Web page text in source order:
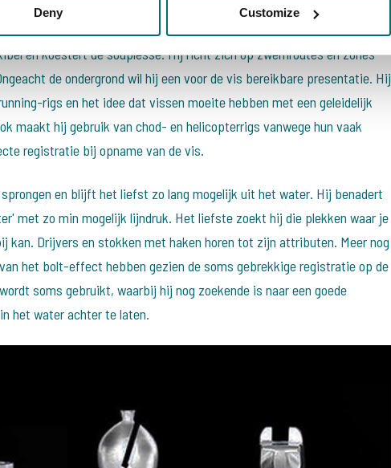
Deny Customize
van prikkracht.
en koestert de souplesse. Hij richt zich op zwemroutes en zones
de ondergrond wil hij een voor de vis bereikbare presentatie. Hij
rigs en het idee dat vissen moeite hebben met een geleidelijk
maakt hij gebruik van chod- en helicopterrigs vanwege hun vaak
registratie bij opname van de vis.
en blijft het liefst zo lang mogelijk uit het water. Hij benadert
met zo min mogelijk lijndruk. Het liefste zoekt hij die plekken waar je
kan. Drijvers en stokken met haken horen tot zijn attributen. Meer nog
het bolt-effect hebben gezien de soms gebrekkige registratie op de
soms gebruikt, waarbij hij nog zoekende is naar een goede
het water achter te laten.